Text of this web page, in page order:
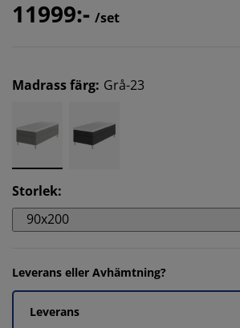
11999:- /set
Madrass färg: Grå-23
Storlek:
90x200
Leverans eller Avhämtning?
Leverans